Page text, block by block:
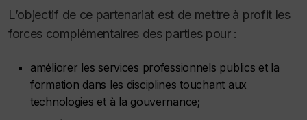
L’objectif de ce partenariat est de mettre à profit les
forces complémentaires des parties pour :
améliorer les services professionnels publics et la
formation dans les disciplines touchant aux
technologies et à la gouvernance;